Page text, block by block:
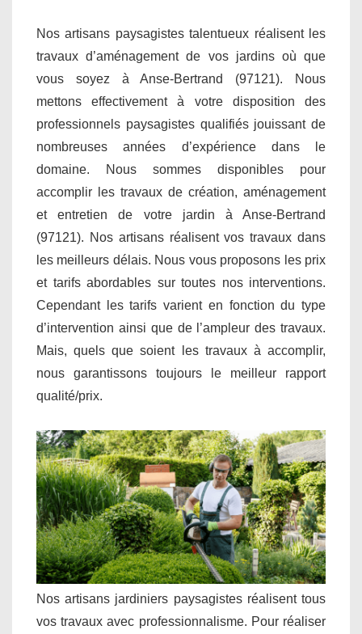
Nos artisans paysagistes talentueux réalisent les
travaux d’aménagement de vos jardins où que
vous soyez à Anse-Bertrand (97121). Nous
mettons effectivement à votre disposition des
professionnels paysagistes qualifiés jouissant de
nombreuses années d’expérience dans le
domaine. Nous sommes disponibles pour
accomplir les travaux de création, aménagement
et entretien de votre jardin à Anse-Bertrand
(97121). Nos artisans réalisent vos travaux dans
les meilleurs délais. Nous vous proposons les prix
et tarifs abordables sur toutes nos interventions.
Cependant les tarifs varient en fonction du type
d’intervention ainsi que de l’ampleur des travaux.
Mais, quels que soient les travaux à accomplir,
nous garantissons toujours le meilleur rapport
qualité/prix.
Nos artisans jardiniers paysagistes réalisent tous
vos travaux avec professionnalisme. Pour réaliser